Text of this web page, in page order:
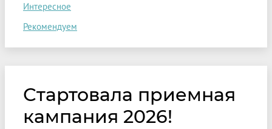
Интересное
Рекомендуем
Стартовала приемная
кампания 2026!